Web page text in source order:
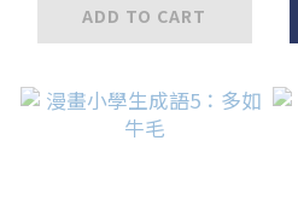
ADD TO CART